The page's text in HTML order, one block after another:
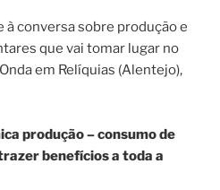
conversa sobre produção e
que vai tomar lugar no
em Relíquias (Alentejo),
produção – consumo de
benefícios a toda a